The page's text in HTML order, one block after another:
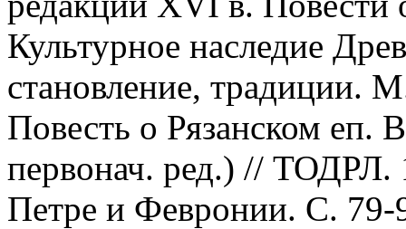
Культурное наследие
становление, традиции.
Повесть о Рязанском еп.
первонач. ред.) // ТОДРЛ.
Петре и Февронии. С. 79-